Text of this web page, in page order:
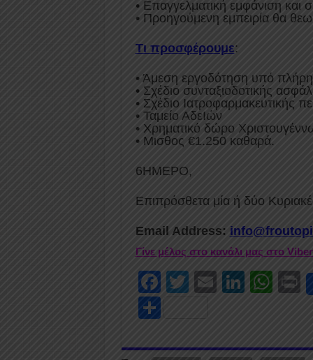
• Επαγγελματική εμφάνιση και
• Προηγούμενη εμπειρία θα
Τι προσφέρουμε:
• Άμεση εργοδότηση υπό
• Σχέδιο συνταξιοδοτικής
• Σχέδιο Ιατροφαρμακευτικής
• Ταμείο ΑδεIών
• Χρηματικό δώρο
• Μισθος €1.250 καθαρά.
6ΗΜΕΡΟ,
Επιπρόσθετα μία ή δύο
Email Address:
Γίνε μέλος στο κανάλι μας στο
F
a
c
e
T
er
E
Li
e
W
s
ar